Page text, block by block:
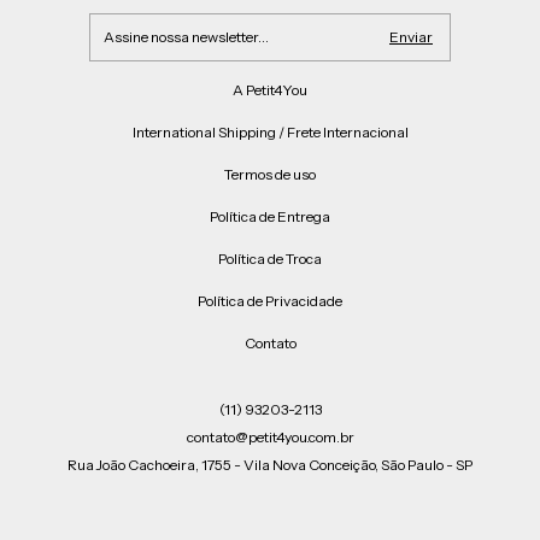
A Petit4You
International Shipping / Frete Internacional
Termos de uso
Política de Entrega
Política de Troca
Política de Privacidade
Contato
(11) 93203-2113
contato@petit4you.com.br
Rua João Cachoeira, 1755 - Vila Nova Conceição, São Paulo - SP